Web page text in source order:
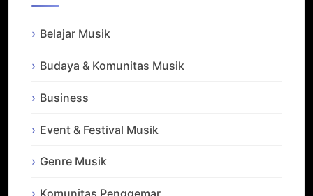
Belajar Musik
Budaya & Komunitas Musik
Business
Event & Festival Musik
Genre Musik